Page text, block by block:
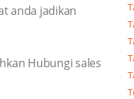
anda jadikan
Hubungi sales